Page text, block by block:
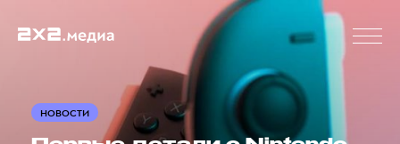
НОВОСТИ